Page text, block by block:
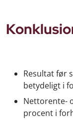
Resultat før
betydeligt i
Nettorente-
procent i